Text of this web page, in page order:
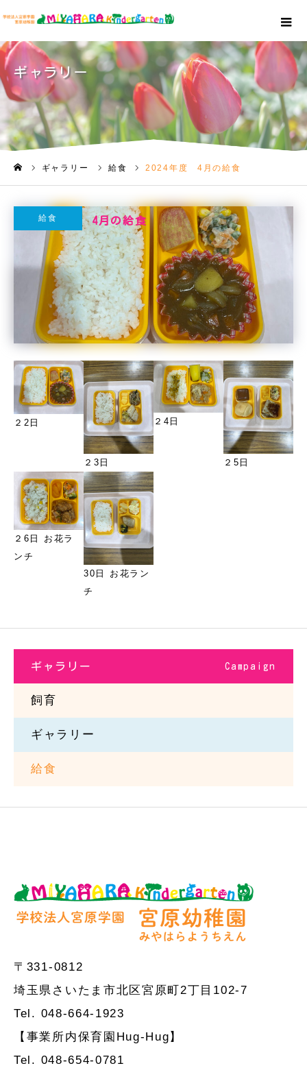
ギャラリー
ギャラリー 給食 2024年度 4月の給食
給食
2024年度 4月の給食
２2日
２3日
２4日
２5日
２6日 お花ラ
ンチ
30日 お花ラン
チ
ギャラリー Campaign
飼育
ギャラリー
給食
〒331-0812
埼玉県さいたま市北区宮原町2丁目102-7
Tel. 048-664-1923
【事業所内保育園Hug-Hug】
Tel. 048-654-0781